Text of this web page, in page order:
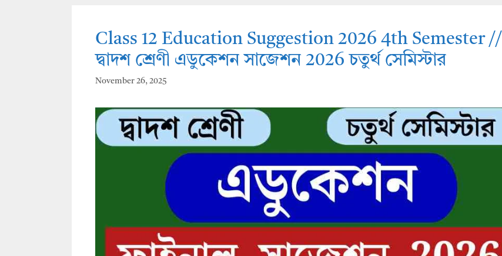
Class 12 Education Suggestion 2026 4th Semester //
দ্বাদশ শ্রেণী এডুকেশন সাজেশন 2026 চতুর্থ সেমিস্টার
November 26, 2025